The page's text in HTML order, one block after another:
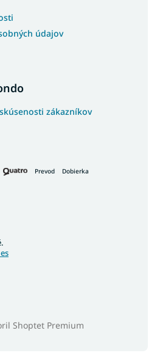
údajov
zákazníkov
Prevod Dobierka
Shoptet Premium